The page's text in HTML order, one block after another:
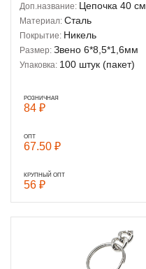
Доп.название: Цепочка 40 см
Материал: Сталь
Покрытие: Никель
Размер: Звено 6*8,5*1,6мм
Упаковка: 100 штук (пакет)
РОЗНИЧНАЯ
84 ₽
ОПТ
67.50 ₽
КРУПНЫЙ ОПТ
56 ₽